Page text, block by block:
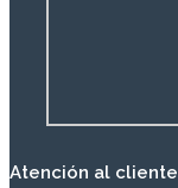
Atención al cliente